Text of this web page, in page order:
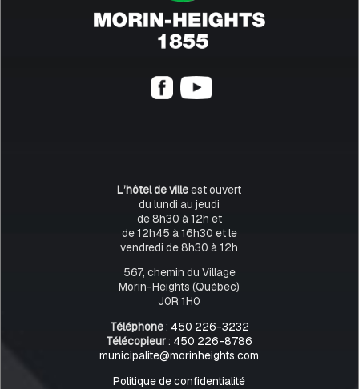
L’hôtel de villeest ouvert
du lundi au jeudi
de 8h30 à 12h et
de 12h45 à 16h30 et le
vendredi de 8h30 à 12h
567, chemin du Village
Morin-Heights (Québec)
J0R 1H0
Téléphone: 450 226-3232
Télécopieur: 450 226-8786
municipalite@morinheights.com
Politique de confidentialité